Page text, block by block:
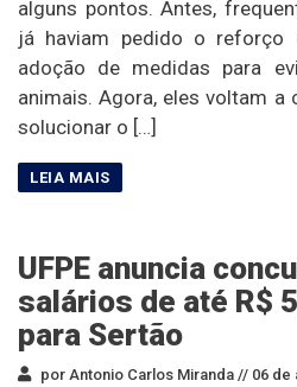
alguns pontos. Antes,
já haviam pedido o reforço
adoção de medidas para
animais. Agora, eles voltam a
solucionar o […]
UFPE anuncia
salários de até R$
para Sertão
por Antonio Carlos Miranda // 06 de